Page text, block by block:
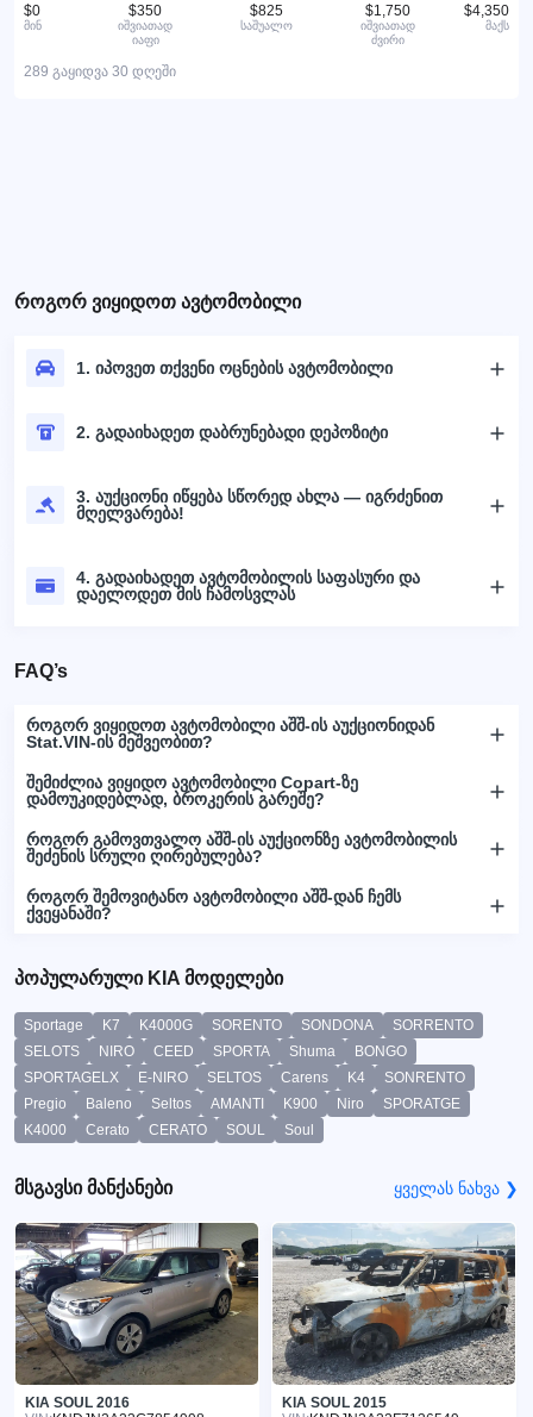
$0
მინ
$350
იშვიათად
იაფი
$825
საშუალო
$1,750
იშვიათად
ძვირი
$4,350
მაქს
289 გაყიდვა 30 დღეში
როგორ ვიყიდოთ ავტომობილი
1. იპოვეთ თქვენი ოცნების ავტომობილი
2. გადაიხადეთ დაბრუნებადი დეპოზიტი
3. აუქციონი იწყება სწორედ ახლა — იგრძენით
მღელვარება!
4. გადაიხადეთ ავტომობილის საფასური და
დაელოდეთ მის ჩამოსვლას
FAQ’s
როგორ ვიყიდოთ ავტომობილი აშშ-ის აუქციონიდან
Stat.VIN-ის მეშვეობით?
შემიძლია ვიყიდო ავტომობილი Copart-ზე
დამოუკიდებლად, ბროკერის გარეშე?
როგორ გამოვთვალო აშშ-ის აუქციონზე ავტომობილის
შეძენის სრული ღირებულება?
როგორ შემოვიტანო ავტომობილი აშშ-დან ჩემს
ქვეყანაში?
პოპულარული KIA მოდელები
Sportage K7 K4000G SORENTO SONDONA
SORRENTO
SELOTS
NIRO CEED SPORTA Shuma
BONGO
SPORTAGELX
E-NIRO SELTOS Carens K4
SONRENTO
Pregio
Baleno Seltos AMANTI K900 Niro
SPORATGE
K4000
Cerato CERATO SOUL Soul
მსგავსი მანქანები ყველას ნახვა ❯
KIA SOUL 2016
KIA SOUL 2015